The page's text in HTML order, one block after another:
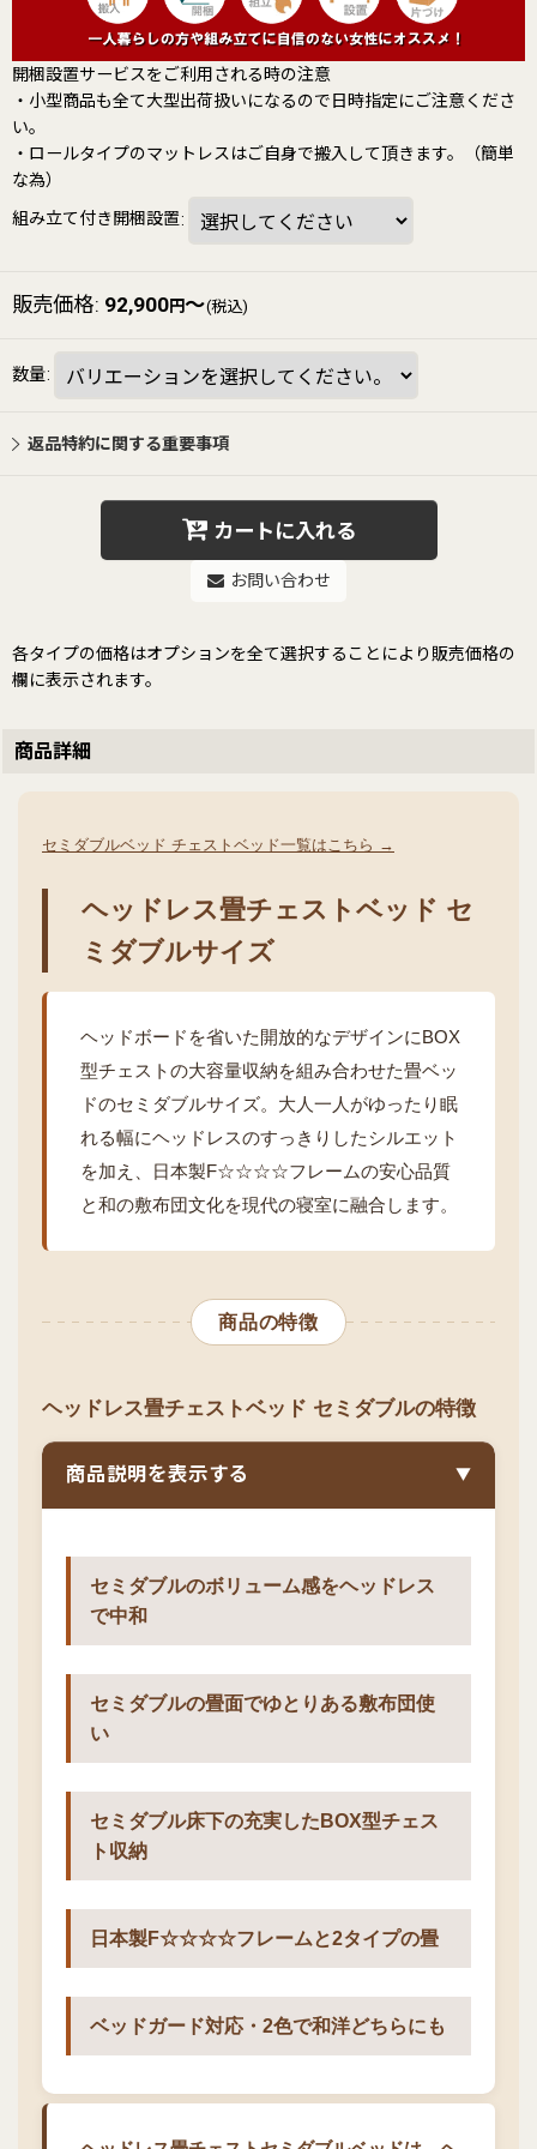
開梱設置サービスをご利用される時の注意
・小型商品も全て大型出荷扱いになるので日時指定にご注意くださ
い。
・ロールタイプのマットレスはご自身で搬入して頂きます。（簡単
な為）
組み立て付き開梱設置:
販売価格: 92,900円～(税込)
数量:
返品特約に関する重要事項
カートに入れる
お問い合わせ
各タイプの価格はオプションを全て選択することにより販売価格の
欄に表示されます。
商品詳細
セミダブルベッド チェストベッド一覧はこちら →
ヘッドレス畳チェストベッド セ
ミダブルサイズ
ヘッドボードを省いた開放的なデザインにBOX
型チェストの大容量収納を組み合わせた畳ベッ
ドのセミダブルサイズ。大人一人がゆったり眠
れる幅にヘッドレスのすっきりしたシルエット
を加え、日本製F☆☆☆☆フレームの安心品質
と和の敷布団文化を現代の寝室に融合します。
商品の特徴
ヘッドレス畳チェストベッド セミダブルの特徴
商品説明を表示する ▼
セミダブルのボリューム感をヘッドレス
で中和
セミダブルの畳面でゆとりある敷布団使
い
セミダブル床下の充実したBOX型チェス
ト収納
日本製F☆☆☆☆フレームと2タイプの畳
ベッドガード対応・2色で和洋どちらにも